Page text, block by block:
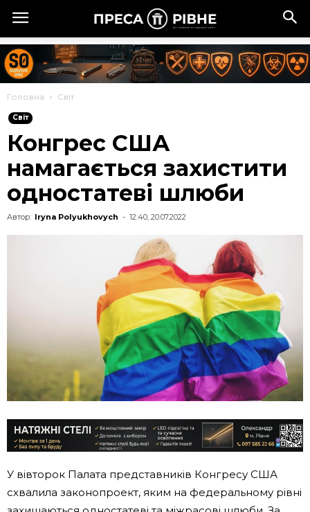
Головна Cвіт
Cвіт
Конгрес США
намагається захистити
одностатеві шлюби
Автор: Iryna Polyukhovych - 12:40, 20.07.2022
У вівторок Палата представників Конгресу США
схвалила законопроект, яким на федеральному рівні